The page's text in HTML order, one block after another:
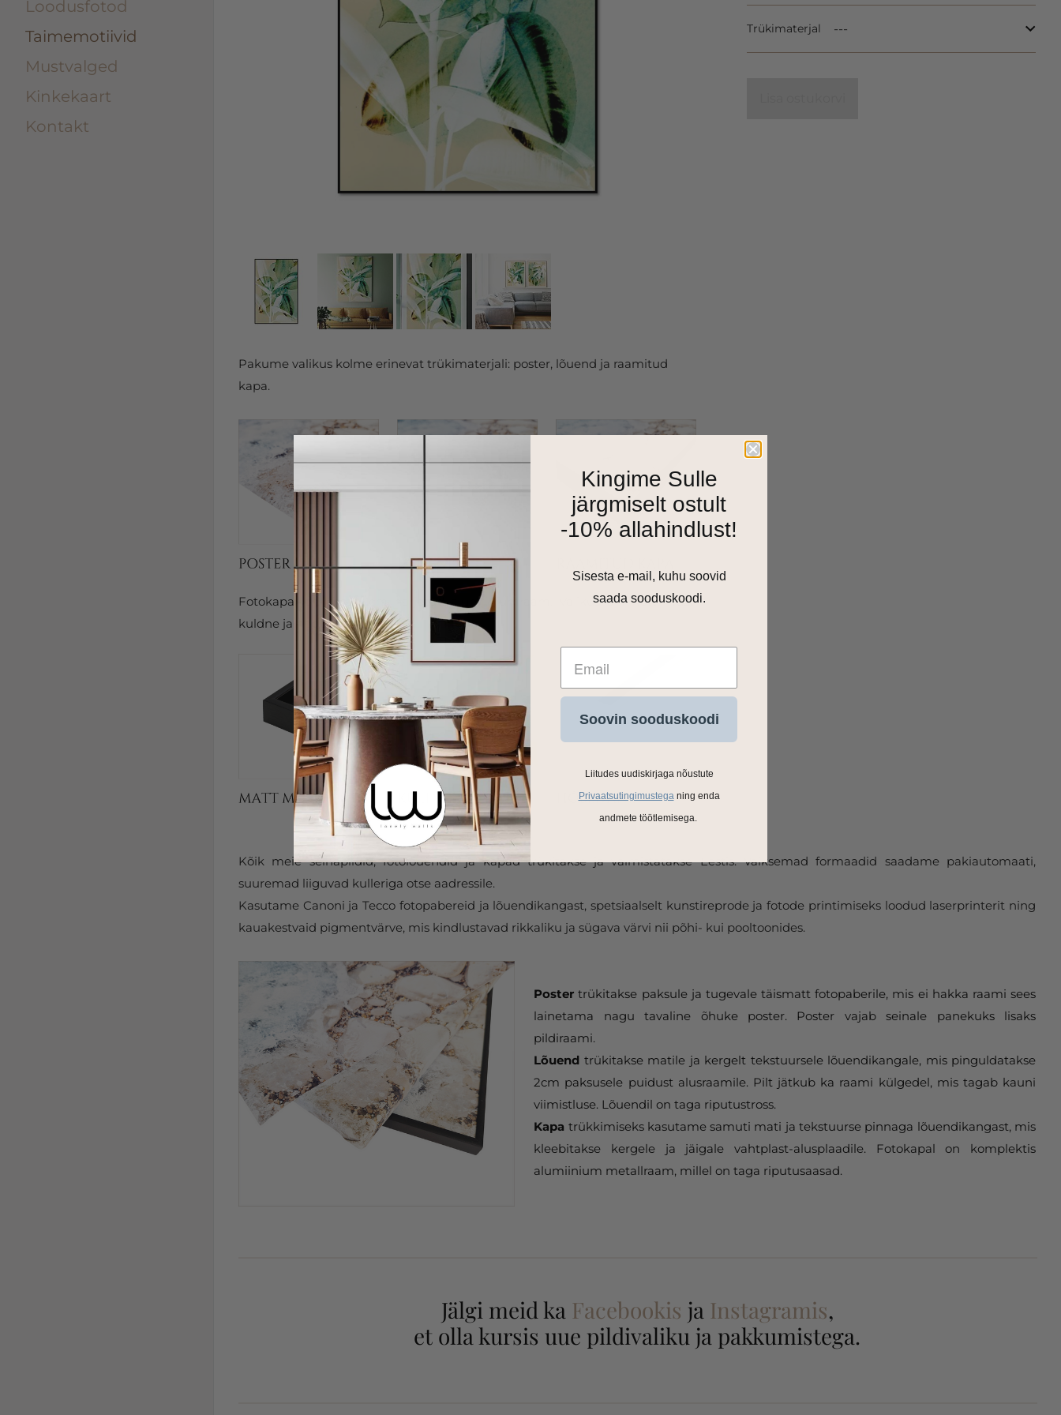
Loodusfotod
Taimemotiivid
Mustvalged
Kinkekaart
Kontakt
Pakume valikus kolme erinevat trükimaterjali: poster, lõuend ja raamitud
kapa.
Fotokapal on kitsas 1cm harjatud alumiiniumraam. Valikus on matt must,
kuldne ja hõbedane toon.
Trükimaterjal
Kõik meie seinapildid, fotolõuendid ja kapad trükitakse ja valmistatakse Eestis. Väiksemad formaadid saadame pakiautomaati,
suuremad liiguvad kulleriga otse aadressile.
Kasutame Canoni ja Tecco fotopabereid ja lõuendikangast, spetsiaalselt kunstireprode ja fotode printimiseks loodud laserprinterit ning
kauakestvaid pigmentvärve, mis kindlustavad rikkaliku ja sügava värvi nii põhi- kui pooltoonides.
Poster trükitakse paksule ja tugevale täismatt fotopaberile, mis ei hakka raami sees
lainetama nagu tavaline õhuke poster. Poster vajab seinale panekuks lisaks
pildiraami.
Lõuend trükitakse matile ja kergelt tekstuursele lõuendikangale, mis pinguldatakse
2cm paksusele puidust alusraamile. Pilt jätkub ka raami külgedel, mis tagab kauni
viimistluse. Lõuendil on taga riputustross.
Kapa trükkimiseks kasutame samuti mati ja tekstuurse pinnaga lõuendikangast, mis
kleebitakse kergele ja jäigale vahtplast-alusplaadile. Fotokapal on komplektis
alumiinium metallraam, millel on taga riputusaasad.
Jälgi meid ka Facebookis ja Instagramis,
et olla kursis uue pildivaliku ja pakkumistega.
Kingime Sulle
järgmiselt ostult
-10% allahindlust!
Sisesta e-mail, kuhu soovid
saada sooduskoodi.
Soovin sooduskoodi
Liitudes uudiskirjaga nõustute
Privaatsutingimustega ning enda
andmete töötlemisega.